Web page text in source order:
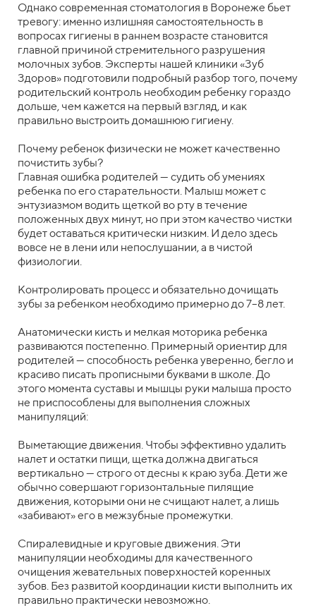
Однако современная стоматология в Воронеже бьет
тревогу: именно излишняя самостоятельность в
вопросах гигиены в раннем возрасте становится
главной причиной стремительного разрушения
молочных зубов. Эксперты нашей клиники «Зуб
Здоров» подготовили подробный разбор того, почему
родительский контроль необходим ребенку гораздо
дольше, чем кажется на первый взгляд, и как
правильно выстроить домашнюю гигиену.
Почему ребенок физически не может качественно
почистить зубы?
Главная ошибка родителей — судить об умениях
ребенка по его старательности. Малыш может с
энтузиазмом водить щеткой во рту в течение
положенных двух минут, но при этом качество чистки
будет оставаться критически низким. И дело здесь
вовсе не в лени или непослушании, а в чистой
физиологии.
Контролировать процесс и обязательно дочищать
зубы за ребенком необходимо примерно до 7–8 лет.
Анатомически кисть и мелкая моторика ребенка
развиваются постепенно. Примерный ориентир для
родителей — способность ребенка уверенно, бегло и
красиво писать прописными буквами в школе. До
этого момента суставы и мышцы руки малыша просто
не приспособлены для выполнения сложных
манипуляций:
Выметающие движения. Чтобы эффективно удалить
налет и остатки пищи, щетка должна двигаться
вертикально — строго от десны к краю зуба. Дети же
обычно совершают горизонтальные пилящие
движения, которыми они не счищают налет, а лишь
«забивают» его в межзубные промежутки.
Спиралевидные и круговые движения. Эти
манипуляции необходимы для качественного
очищения жевательных поверхностей коренных
зубов. Без развитой координации кисти выполнить их
правильно практически невозможно.